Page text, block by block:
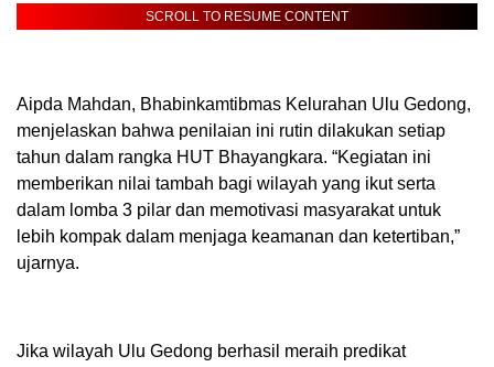
SCROLL TO RESUME CONTENT
Aipda Mahdan, Bhabinkamtibmas Kelurahan Ulu Gedong,
menjelaskan bahwa penilaian ini rutin dilakukan setiap
tahun dalam rangka HUT Bhayangkara. “Kegiatan ini
memberikan nilai tambah bagi wilayah yang ikut serta
dalam lomba 3 pilar dan memotivasi masyarakat untuk
lebih kompak dalam menjaga keamanan dan ketertiban,”
ujarnya.
Jika wilayah Ulu Gedong berhasil meraih predikat